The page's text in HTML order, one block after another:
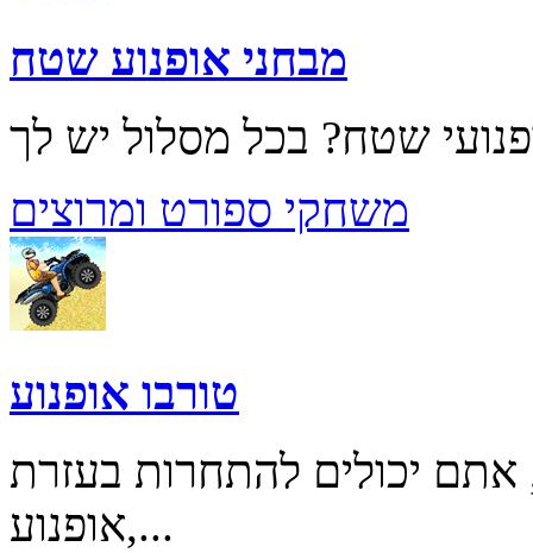
מבחני אופנוע שטח
משחקי ספורט ומרוצים
טורבו אופנוע
יכולים להתחרות בעזרת
אופנוע,...